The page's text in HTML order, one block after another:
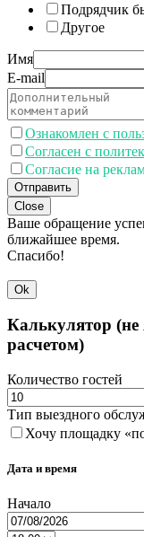
Подрядчик
Другое
Имя
E-mail
Ознакомлен с
Согласен с
Согласие на
Отправить
Close
Ваше обращение
ближайшее время.
Спасибо!
Ok
Калькулятор (не
расчетом)
Количество гостей
Тип выездного
Хочу площадку
Дата и время
Начало